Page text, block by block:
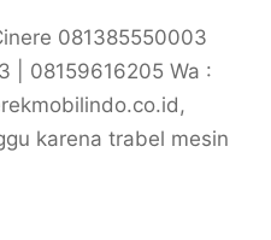
081385550003
| 08159616205 Wa :
karena trabel mesin